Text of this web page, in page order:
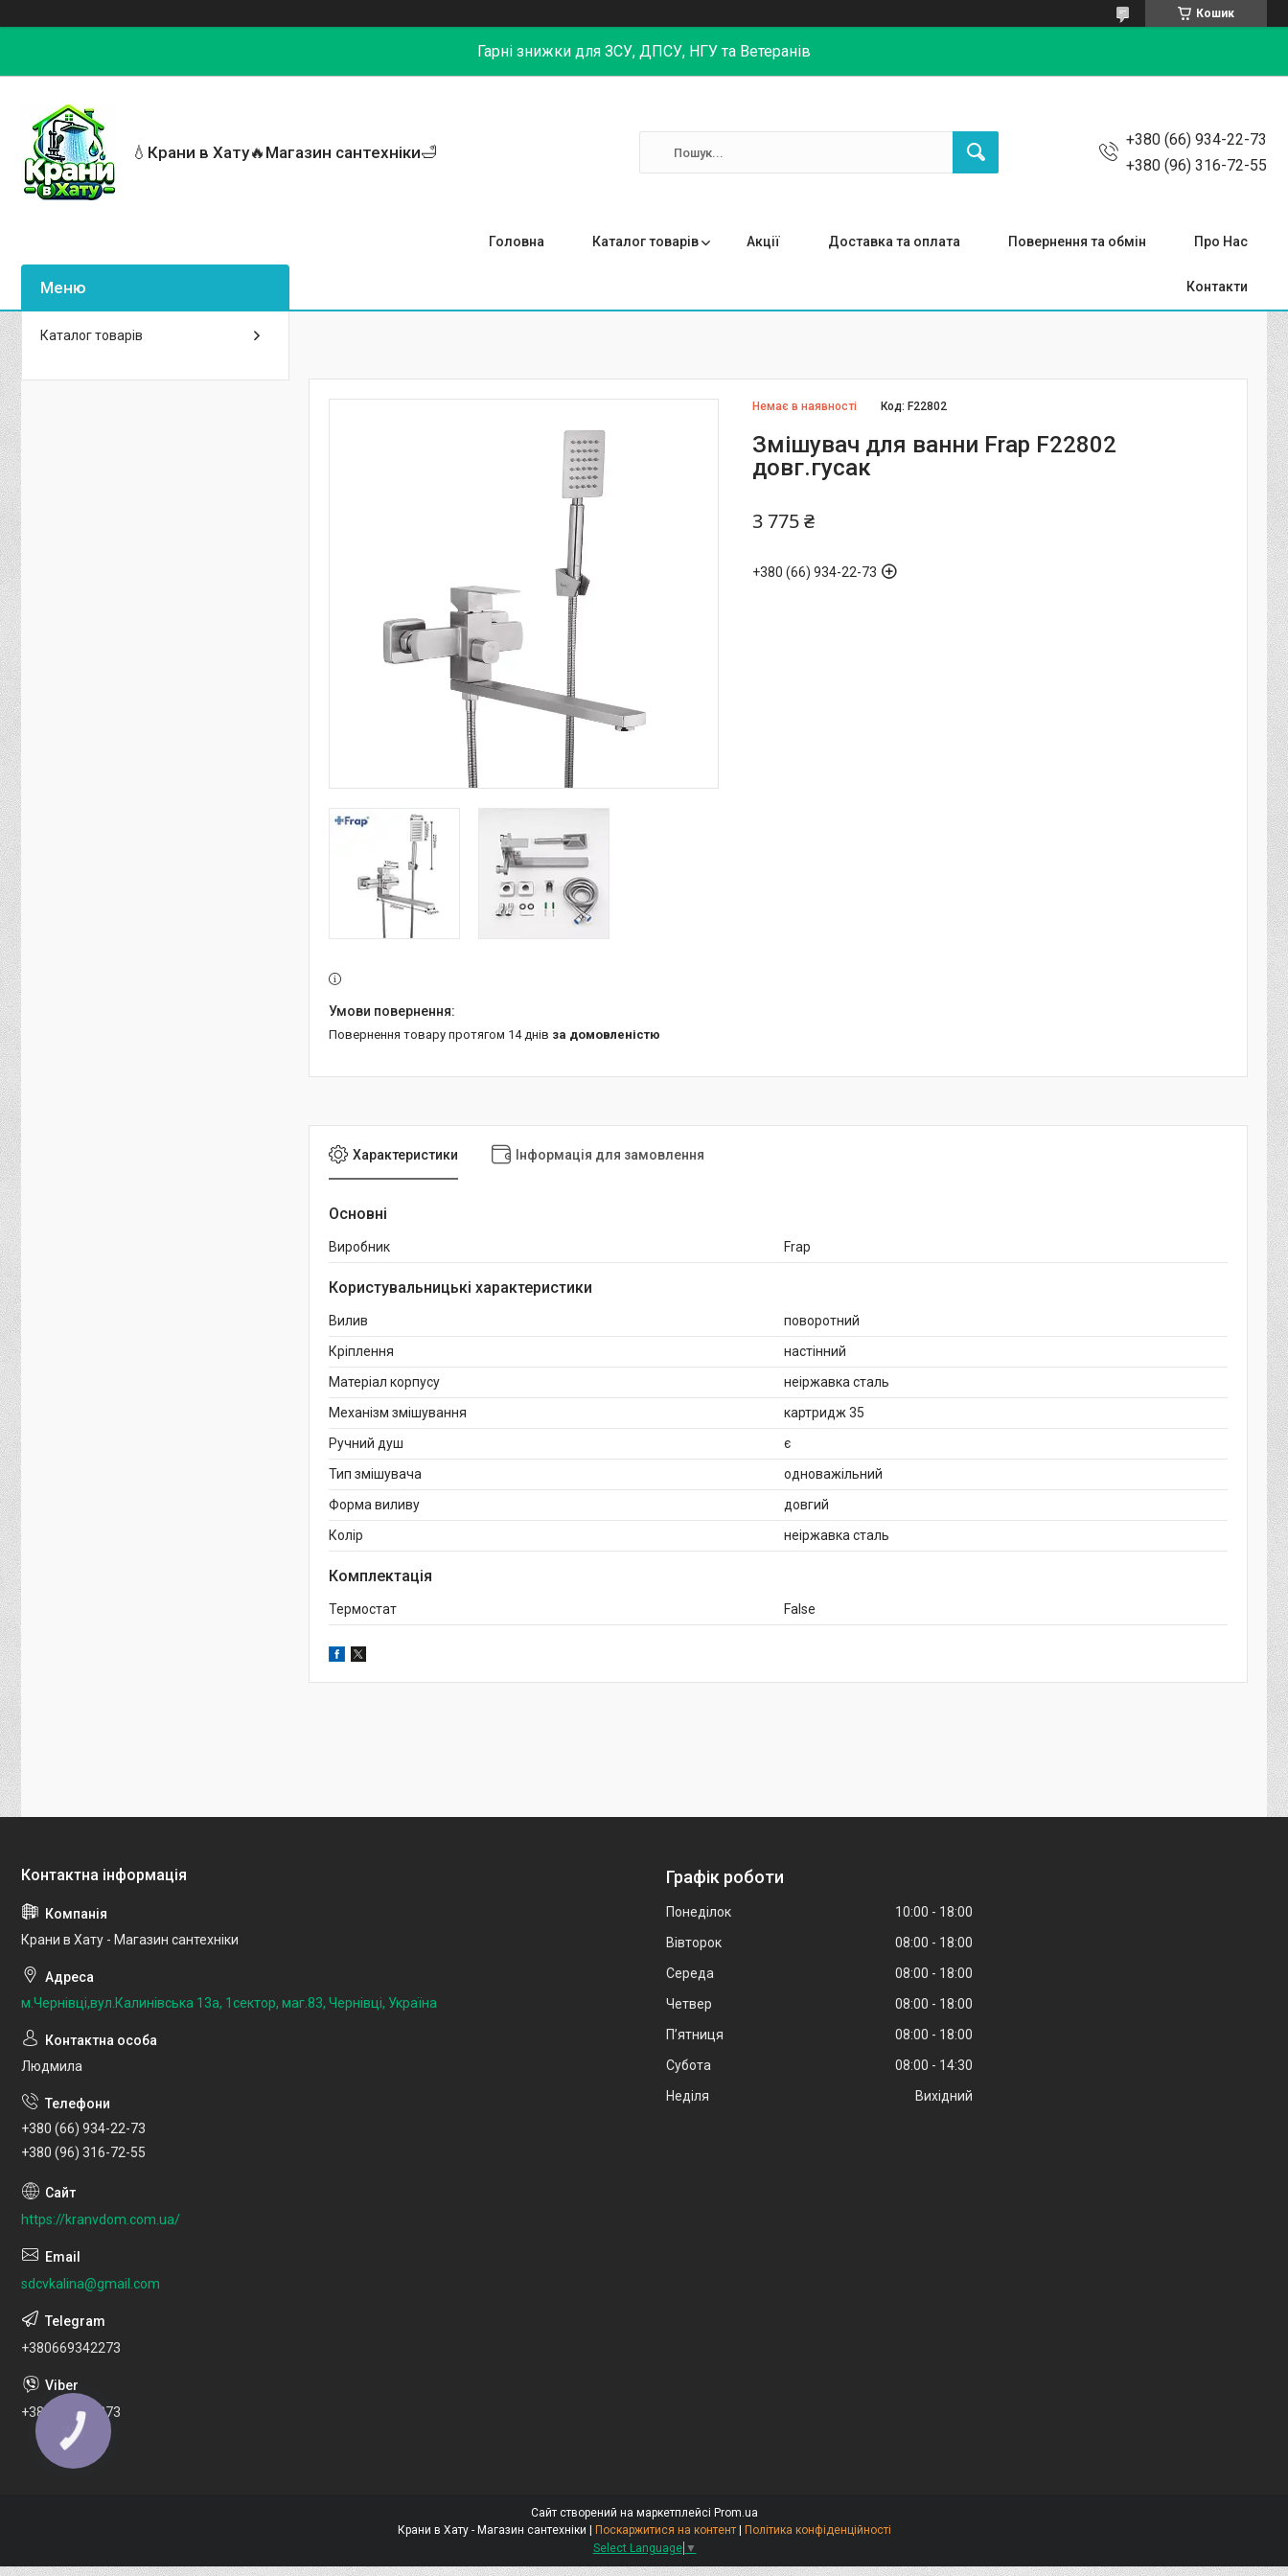
Кошик
Гарні знижки для ЗСУ, ДПСУ, НГУ та Ветеранів
💧Крани в Хату🔥Магазин сантехніки🛁
+380 (66) 934-22-73
+380 (96) 316-72-55
Головна Каталог товарів Акції Доставка та оплата Повернення та обмін Про Нас
Контакти
Немає в наявності Код: F22802
Змішувач для ванни Frap F22802
довг.гусак
3 775 ₴
+380 (66) 934-22-73
повернення товару протягом 14 днів за домовленістю
Характеристики Інформація для замовлення
Основні
Виробник Frap
Користувальницькі характеристики
Вилив
поворотний
Кріплення
настінний
Матеріал корпусу
неіржавка сталь
Механізм змішування
картридж 35
Ручний душ
є
Тип змішувача
одноважільний
Форма виливу
довгий
Колір
неіржавка сталь
Комплектація
Термостат False
Каталог товарів
Крани в Хату - Магазин сантехніки
м.Чернівці,вул.Калинівська 13а, 1сектор, маг.83, Чернівці, Україна
Людмила
+380 (66) 934-22-73
+380 (96) 316-72-55
https://kranvdom.com.ua/
sdcvkalina@gmail.com
+380669342273
+380669342273
Графік роботи
Понеділок 10:00
18:00
Вівторок
08:00
18:00
Середа
08:00
18:00
Четвер
08:00
18:00
Пʼятниця
08:00
18:00
Субота
08:00
14:30
Неділя
Вихідний
Сайт створений на маркетплейсі Prom.ua
Поскаржитися на контент
Політика конфіденційності
Select Language ▼